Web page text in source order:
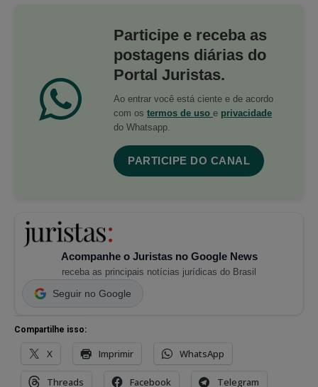
Participe e receba as
postagens diárias do
Portal Juristas.
Ao entrar você está ciente e de acordo
com os termos de uso e privacidade
do Whatsapp.
PARTICIPE DO CANAL
Acompanhe o Juristas no Google News
receba as principais notícias jurídicas do Brasil
Seguir no Google
Compartilhe isso:
X Imprimir WhatsApp
Threads Facebook Telegram